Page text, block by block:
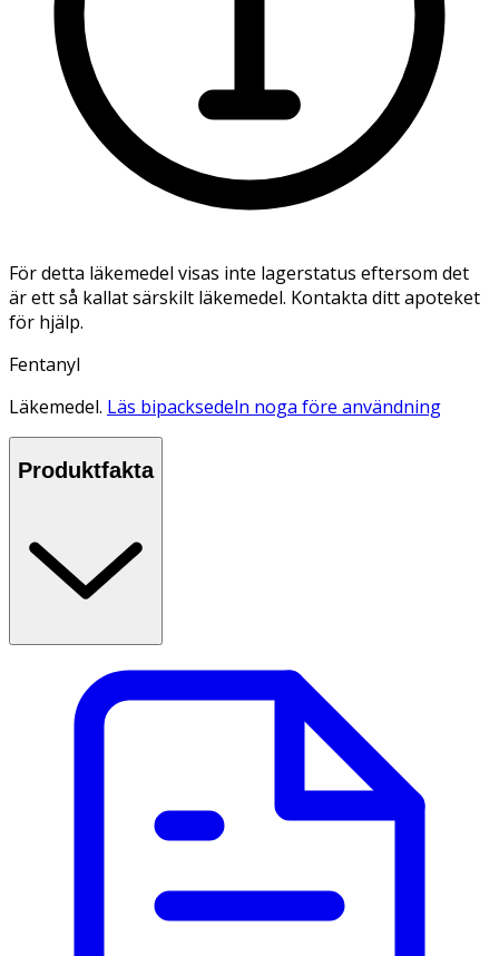
För detta läkemedel visas inte lagerstatus eftersom det
är ett så kallat särskilt läkemedel. Kontakta ditt apoteket
för hjälp.
Fentanyl
Läkemedel. Läs bipacksedeln noga före användning
Produktfakta